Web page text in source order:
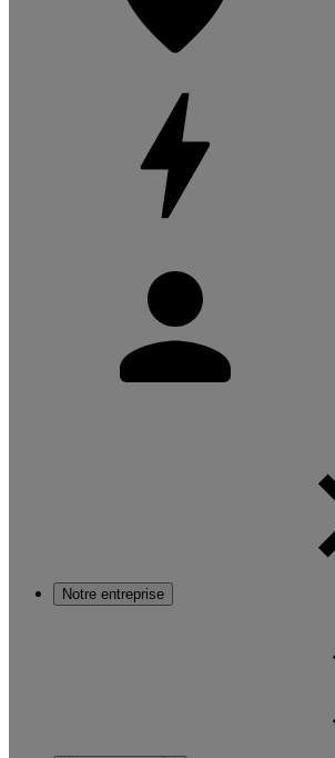
Notre entreprise